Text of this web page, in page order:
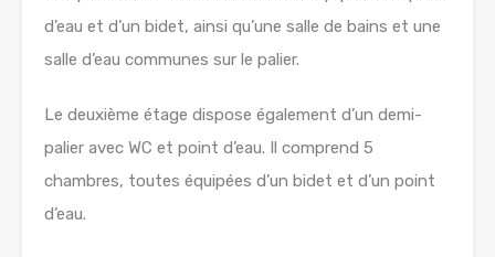
d’eau et d’un bidet, ainsi qu’une salle de bains et une
salle d’eau communes sur le palier.
Le deuxième étage dispose également d’un demi-
palier avec WC et point d’eau. Il comprend 5
chambres, toutes équipées d’un bidet et d’un point
d’eau.